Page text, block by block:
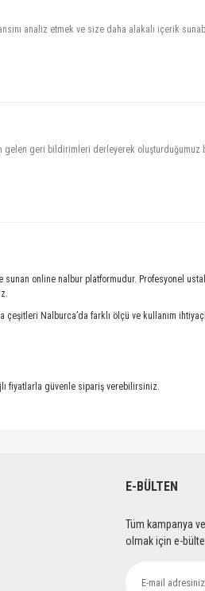
analiz etmek ve size daha alakalı içerik
gelen geri bildirimleri derleyerek
sunan online nalbur platformudur. Profesyonel
çeşitleri Nalburca’da farklı ölçü ve kullanım
fiyatlarla güvenle sipariş verebilirsiniz.
E-BÜLTEN
Tüm kampanya
olmak için e-